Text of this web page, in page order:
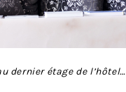
dernier étage de l’hôtel…